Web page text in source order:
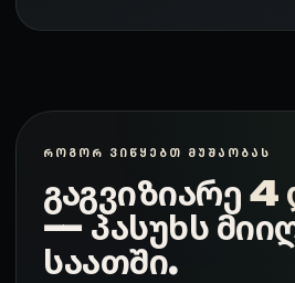
ᲠᲝᲒᲝᲠ ᲕᲘᲬᲧᲔᲑᲗ ᲛᲣᲨᲐᲝᲑᲐᲡ
გაგვიზიარე 4
— პასუხს
საათში.